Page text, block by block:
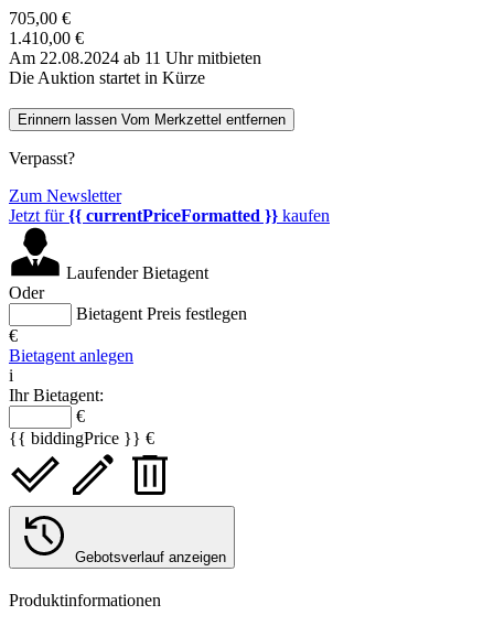
705,00 €
1.410,00 €
Am 22.08.2024 ab 11 Uhr mitbieten
Die Auktion startet in Kürze
Erinnern lassen Vom Merkzettel entfernen
Verpasst?
Zum Newsletter
Jetzt für{{ currentPriceFormatted }} kaufen
Laufender Bietagent
Oder
Bietagent Preis festlegen
€
Bietagent anlegen
i
Ihr Bietagent:
€
{{ biddingPrice }} €
Gebotsverlauf anzeigen
Produktinformationen